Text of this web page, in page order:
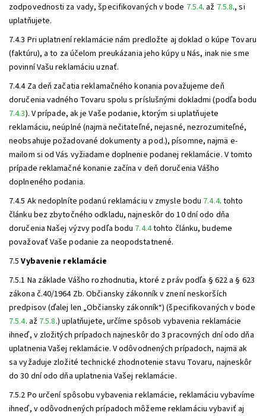
zodpovednosti za vady, špecifikovaných v bode 7.5.4. až 7.5.8., si
uplatňujete.
7.4.3 Pri uplatnení reklamácie nám predložte aj doklad o kúpe Tovaru
(faktúru), a to za účelom preukázania jeho kúpy u Nás, inak nie sme
povinní Vašu reklamáciu uznať.
7.4.4 Za deň začatia reklamačného konania považujeme deň
doručenia vadného Tovaru spolu s príslušnými dokladmi (podľa bodu
7.4.3). V prípade, ak je Vaše podanie, ktorým si uplatňujete
reklamáciu, neúplné (najmä nečitateľné, nejasné, nezrozumiteľné,
neobsahuje požadované dokumenty a pod.), písomne, najmä e-
mailom si od Vás vyžiadame doplnenie podanej reklamácie. V tomto
prípade reklamačné konanie začína v deň doručenia Vášho
doplneného podania.
7.4.5 Ak nedoplníte podanú reklamáciu v zmysle bodu 7.4.4. tohto
článku bez zbytočného odkladu, najneskôr do 10 dní odo dňa
doručenia Našej výzvy podľa bodu 7.4.4tohto článku, budeme
považovať Vaše podanie za neopodstatnené.
7.5Vybavenie reklamácie
7.5.1 Na základe Vášho rozhodnutia, ktoré z práv podľa § 622 a § 623
zákona č.40/1964 Zb. Občiansky zákonník v znení neskorších
predpisov (ďalej len „Občiansky zákonník“) (špecifikovaných v bode
7.5.4. až 7.5.8.) uplatňujete, určíme spôsob vybavenia reklamácie
ihneď, v zložitých prípadoch najneskôr do 3 pracovných dní odo dňa
uplatnenia Vašej reklamácie. V odôvodnených prípadoch, najmä ak
sa vyžaduje zložité technické zhodnotenie stavu Tovaru, najneskôr
do 30 dní odo dňa uplatnenia Vašej reklamácie.
7.5.2 Po určení spôsobu vybavenia reklamácie, reklamáciu vybavíme
ihneď, v odôvodnených prípadoch môžeme reklamáciu vybaviť aj